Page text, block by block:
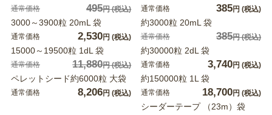
通常価格 495円(税込)
3000～3900粒 20mL 袋
通常価格 2,530円 (税込)
15000～19500粒 1dL 袋
通常価格 11,880円(税込)
ペレットシード約6000粒 大袋
通常価格 8,206円 (税込)
通常価格 385円 (税込)
約3000粒 20mL 袋
通常価格 385円(税込)
約30000粒 2dL 袋
通常価格 3,740円 (税込)
約150000粒 1L 袋
通常価格 18,700円 (税込)
シーダーテープ （23m）袋